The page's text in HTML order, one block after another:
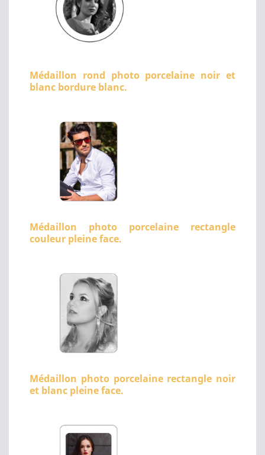
Médaillon rond photo porcelaine noir et
blanc bordure blanc.
Médaillon photo porcelaine rectangle
couleur pleine face.
Médaillon photo porcelaine rectangle noir
et blanc pleine face.